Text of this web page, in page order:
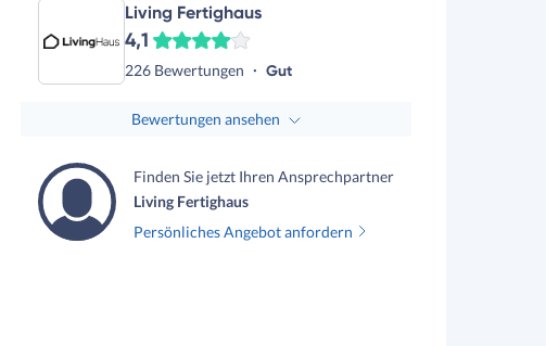
Living Fertighaus
4,1
226 Bewertungen Gut
Bewertungen ansehen
Finden Sie jetzt Ihren Ansprechpartner
Living Fertighaus
Persönliches Angebot anfordern